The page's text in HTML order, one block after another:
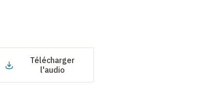
Télécharger
l'audio